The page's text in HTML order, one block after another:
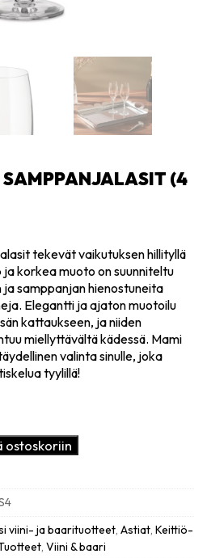
(4
tekevät vaikutuksen hillityllä
ja korkea muoto on suunniteltu
samppanjan hienostuneita
Elegantti ja ajaton muotoilu
kattaukseen, ja niiden
miellyttävältä kädessä. Mami
valinta sinulle, joka
tyylillä!
ostoskoriin
viini- ja baarituotteet, Astiat, Keittiö-
, Viini & baari